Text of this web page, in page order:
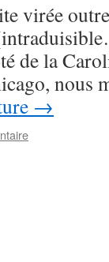
virée
de la
nous
→